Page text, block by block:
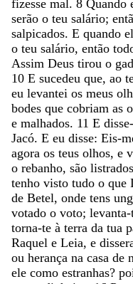
fizesse mal. 8 Quando
serão o teu salário;
salpicados. E quando
o teu salário, então
Assim Deus tirou o
10 E sucedeu que, ao
eu levantei os meus
bodes que cobriam as
e malhados. 11 E
Jacó. E eu disse: Eis-
agora os teus olhos, e
o rebanho, são listrados
tenho visto tudo o que
de Betel, onde tens
votado o voto; levanta-
torna-te à terra da tua
Raquel e Leia, e
ou herança na casa de
ele como estranhas?